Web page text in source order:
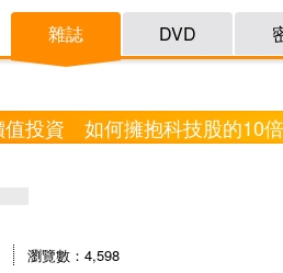
雜誌 DVD
值投資 如何擁抱科技股的10
瀏覽數：4,598